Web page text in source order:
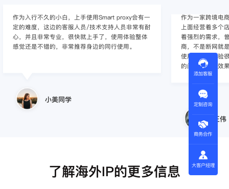
作为入行不久的小白，上手使用Smart proxy会有一
定的难度，这边的客服人员/技术支持人员非常有耐
心，并且非常专业，很快就上手了，使用体验整体
感觉还是不错的，非常推荐身边的同行使用。
小美同学
作为一家跨境电
上面经营着多个
着强烈的需求，
商，不是断网就
使用效果，体验
的问题，使用效
王伟
了解海外IP的更多信息
添加客服
定制咨询
商务合作
大客户经理